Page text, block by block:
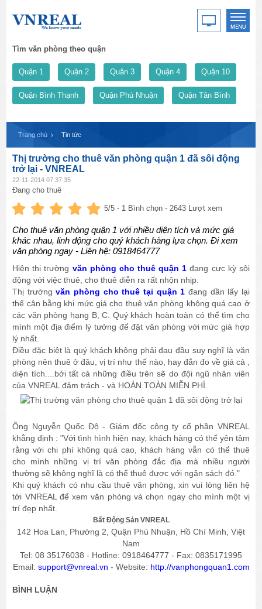
Tìm văn phòng theo quận
Quận 1 Quận 2 Quận 3 Quận 4 Quận 10
Quận Bình Thạnh Quận Phú Nhuận Quận Tân Bình
Trang chủ Tin tức
Thị trường cho thuê văn phòng quận 1 đã sôi động
trở lại - VNREAL
22-11-2014 07:37:35
Đang cho thuê
5/5 - 1 Bình chọn - 2643 Lượt xem
Cho thuê văn phòng quận 1 với nhiều diện tích và mức giá
khác nhau, linh động cho quý khách hàng lựa chọn. Đi xem
văn phòng ngay - Liên hệ: 0918464777
Hiện thị trường văn phòng cho thuê quận 1 đang cực kỳ sôi
động với việc thuê, cho thuê diễn ra rất nhộn nhịp.
Thị trườngvăn phòng cho thuê tại quận 1 đang dần lấy lại
thế cân bằng khi mức giá cho thuê văn phòng không quá cao ở
các văn phòng hạng B, C. Quý khách hoàn toàn có thể tìm cho
mình một địa điểm lý tưởng để đặt văn phòng với mức giá hợp
lý nhất.
Điều đặc biệt là quý khách không phải đau đầu suy nghĩ là văn
phòng nên thuê ở đâu, vị trí như thế nào, hay đắn đo về giá cả ,
diện tích....bởi tất cả những điều trên sẽ do đội ngũ nhân viên
của VNREAL đảm trách - và HOÀN TOÀN MIỄN PHÍ.
Ông Nguyễn Quốc Độ - Giám đốc công ty cổ phần VNREAL
khẳng định : "Với tình hình hiện nay, khách hàng có thể yên tâm
rằng với chi phí không quá cao, khách hàng vẫn có thể thuê
cho mình những vị trí văn phòng đắc địa mà nhiều người
thường sẽ không nghĩ là có thể thuê được với ngân sách đó."
Khi quý khách có nhu cầu thuê văn phòng, xin vui lòng liên hệ
tới VNREAL để xem văn phòng và chọn ngay cho mình một vị
trí đẹp nhất.
Bất Động Sản VNREAL
142 Hoa Lan, Phường 2, Quận Phú Nhuận, Hồ Chí Minh, Việt
Nam
Tel: 08 35176038 - Hotline: 0918464777 - Fax: 0835171995
Email: support@vnreal.vn - Website: http://vanphongquan1.com
BÌNH LUẬN